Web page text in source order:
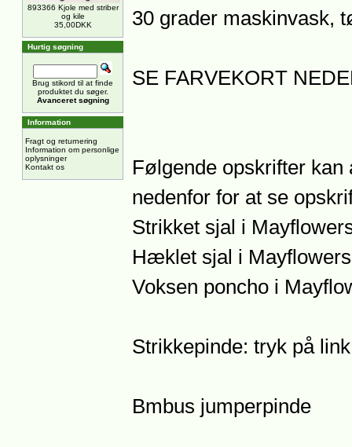
893366 Kjole med striber
og kile
35,00DKK
Hurtig søgning
Brug stikord til at finde
produktet du søger.
Avanceret søgning
Information
Fragt og returnering
Information om personlige
oplysninger
Kontakt os
30 grader maskinvask,
SE FARVEKORT
Følgende opskrifter
nedenfor for at se
Strikket sjal i
Hæklet sjal i
Voksen poncho i
Strikkepinde: tryk på
Bmbus jumperpinde